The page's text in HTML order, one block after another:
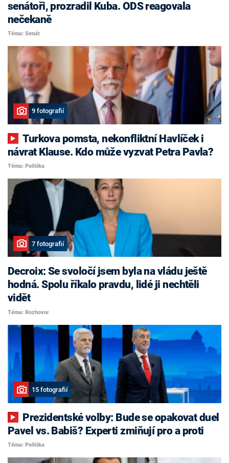
senátoři, prozradil Kuba. ODS reagovala
nečekaně
Téma: Senát
9 fotografií
Turkova pomsta, nekonfliktní Havlíček i
návrat Klause. Kdo může vyzvat Petra Pavla?
Téma: Politika
7 fotografií
Decroix: Se svoločí jsem byla na vládu ještě
hodná. Spolu říkalo pravdu, lidé ji nechtěli
vidět
Téma: Rozhovor
15 fotografií
Pavel vs. Babiš? Experti zmiňují pro a proti
Téma: Politika